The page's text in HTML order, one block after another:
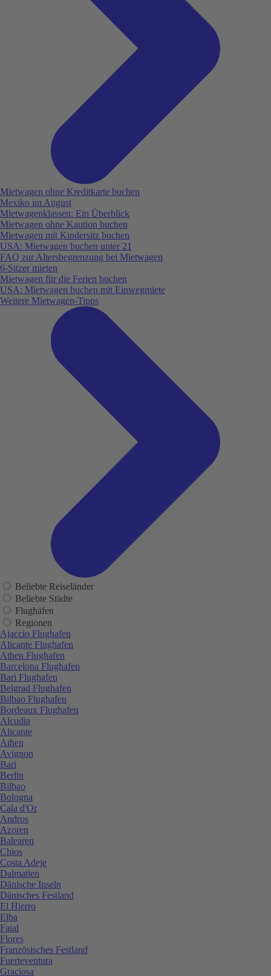
Mietwagen ohne Kreditkarte buchen
Mexiko im August
Mietwagenklassen: Ein Überblick
Mietwagen ohne Kaution buchen
Mietwagen mit Kindersitz buchen
USA: Mietwagen buchen unter 21
FAQ zur Altersbegrenzung bei Mietwagen
6-Sitzer mieten
Mietwagen für die Ferien buchen
USA: Mietwagen buchen mit Einwegmiete
Weitere Mietwagen-Tipps
Beliebte Reiseländer
Beliebte Städte
Flughäfen
Regionen
Ajaccio Flughafen
Alicante Flughafen
Athen Flughafen
Barcelona Flughafen
Bari Flughafen
Belgrad Flughafen
Bilbao Flughafen
Bordeaux Flughafen
Alcudia
Alicante
Athen
Avignon
Bari
Berlin
Bilbao
Bologna
Cala d'Or
Andros
Azoren
Balearen
Chios
Costa Adeje
Dalmatien
Dänische Inseln
Dänisches Festland
El Hierro
Elba
Faial
Flores
Französisches Festland
Fuerteventura
Graciosa